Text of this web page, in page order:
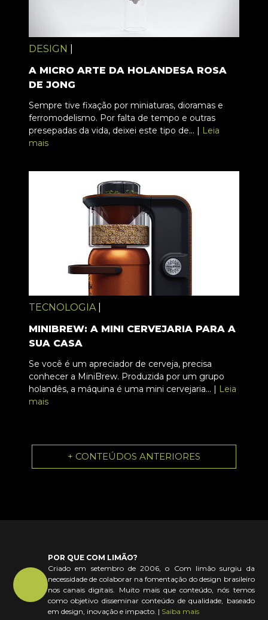
DESIGN
A MICRO ARTE DA HOLANDESA ROSA
DE JONG
Sempre tive fixação por miniaturas, dioramas e
ferromodelismo. Por falta de tempo e outras
presepadas da vida, deixei este tipo de... | Leia
mais
TECNOLOGIA
MINIBREW: A MINI CERVEJARIA PARA A
SUA CASA
Se você é um apreciador de cerveja, precisa
conhecer a MiniBrew. Produzida por um grupo
holandês, a máquina é uma mini cervejaria... | Leia
mais
+ CONTEÚDOS ANTERIORES
POR QUE COM LIMÃO?
Criado em setembro de 2006, o Com limão surgiu da
necessidade de colaborar na fomentação do design brasileiro
nos canais digitais. Muito mais que conteúdo, nós temos
como objetivo disseminar conteúdo de qualidade, baseado
em design, inovação e impacto. | Saiba mais